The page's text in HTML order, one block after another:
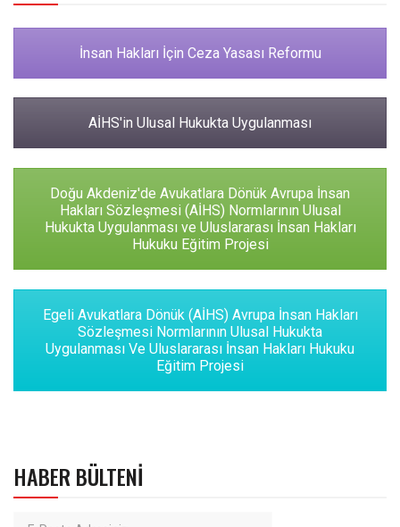
İnsan Hakları İçin Ceza Yasası Reformu
AİHS'in Ulusal Hukukta Uygulanması
Doğu Akdeniz'de Avukatlara Dönük Avrupa İnsan
Hakları Sözleşmesi (AİHS) Normlarının Ulusal
Hukukta Uygulanması ve Uluslararası İnsan Hakları
Hukuku Eğitim Projesi
Egeli Avukatlara Dönük (AİHS) Avrupa İnsan Hakları
Sözleşmesi Normlarının Ulusal Hukukta
Uygulanması Ve Uluslararası İnsan Hakları Hukuku
Eğitim Projesi
HABER BÜLTENI